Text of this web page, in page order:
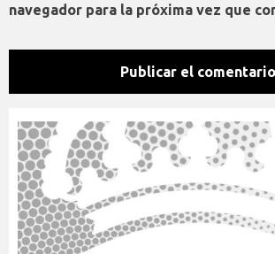
navegador para la próxima vez que